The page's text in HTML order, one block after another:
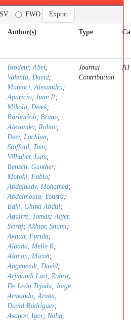
FWO
Author(s) Type
Brodeur, Abel;
Valenta, David;
Marcoci, Alexandru;
Aparicio, Juan P;
Mikola, Derek;
Barbarioli, Bruno;
Alexander, Rohan;
Deer, Lachlan;
Stafford, Tom;
Vilhuber, Lars;
Bensch, Gunther;
Motoki, Fabio;
Abdelhady, Mohamed;
Abdelmoula, Yousra;
Baki, Ghina Abdul;
Aguirre, Tomás;Aiyer,
Sriraj;Akhtar, Shumi;
Akhtar, Farida;
Albada, Melle R;
Altman, Micah;
Angenendt, David;
Arjmandi Lari, Zahra;
De León Tejada, Jorge
Armando;Arana,
David Rodriguez;
Asanov, Igor; Noha,
Journal
Contribution
A1